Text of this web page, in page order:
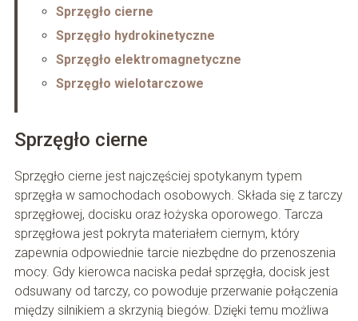
Sprzęgło cierne
Sprzęgło hydrokinetyczne
Sprzęgło elektromagnetyczne
Sprzęgło wielotarczowe
Sprzęgło cierne
Sprzęgło cierne jest najczęściej spotykanym typem
sprzęgła w samochodach osobowych. Składa się z tarczy
sprzęgłowej, docisku oraz łożyska oporowego. Tarcza
sprzęgłowa jest pokryta materiałem ciernym, który
zapewnia odpowiednie tarcie niezbędne do przenoszenia
mocy. Gdy kierowca naciska pedał sprzęgła, docisk jest
odsuwany od tarczy, co powoduje przerwanie połączenia
między silnikiem a skrzynią biegów. Dzięki temu możliwa